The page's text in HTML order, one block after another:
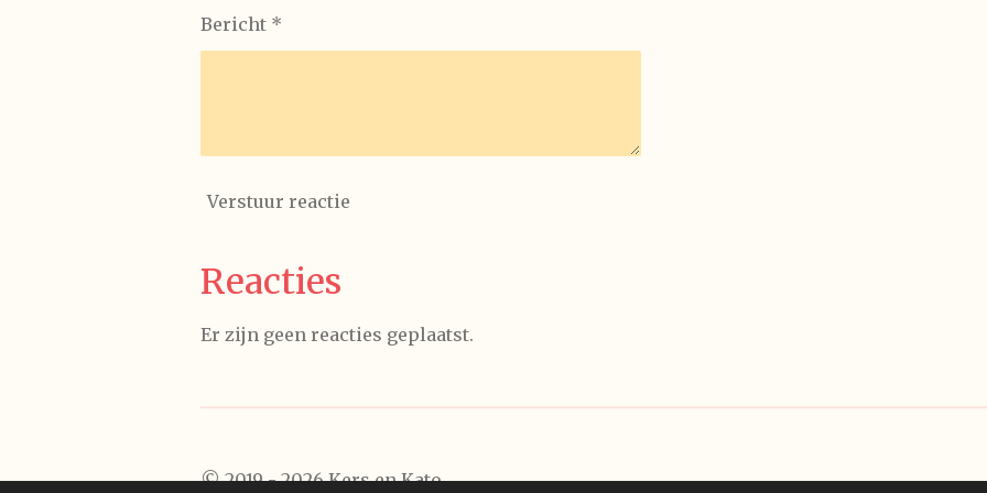
Bericht *
Verstuur reactie
Reacties
Er zijn geen reacties geplaatst.
© 2019 - 2026 Kers en Kato